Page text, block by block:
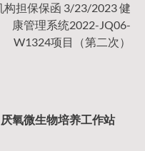
构担保保函 3/23/2023 健
康管理系统2022-JQ06-
W1324项目（第二次）
氧微生物培养工作站